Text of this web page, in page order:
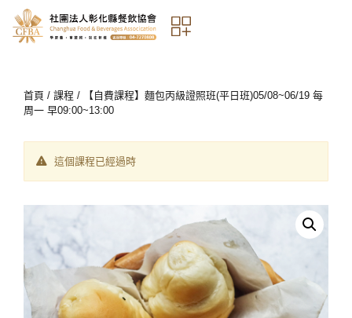
首頁 / 課程 / 【自費課程】麵包丙級證照班(平日班)05/08~06/19 每
周一 早09:00~13:00
這個課程已經過時